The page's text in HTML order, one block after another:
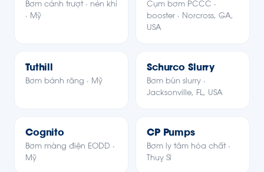
Bơm cánh trượt · nén khí
· Mỹ
Cụm bơm PCCC ·
booster · Norcross, GA,
USA
Tuthill
Bơm bánh răng · Mỹ
Schurco Slurry
Bơm bùn slurry ·
Jacksonville, FL, USA
Cognito
Bơm màng điện EODD ·
Mỹ
CP
CP Pumps
Bơm ly tâm hóa chất ·
Thuỵ Sĩ